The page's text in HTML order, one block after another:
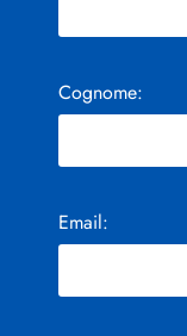
Cognome:
Email: